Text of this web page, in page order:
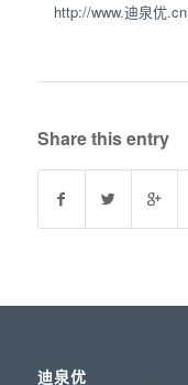
http://www.迪泉优.cn
Share this entry
迪泉优